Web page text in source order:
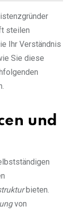
steilen
Ihr Verständnis
Sie diese
und
bieten.
von